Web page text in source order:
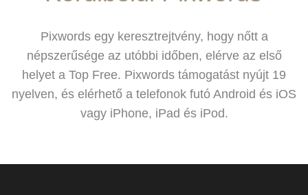
Pixwords egy keresztrejtvény, hogy nőtt a
népszerűsége az utóbbi időben, elérve az első
helyet a Top Free. Pixwords támogatást nyújt 19
nyelven, és elérhető a telefonok futó Android és iOS
vagy iPhone, iPad és iPod.